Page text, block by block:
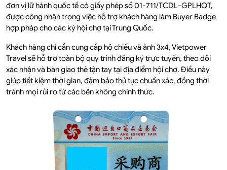
đơn vị lữ hành quốc tế có giấy phép số 01-711/TCDL-GPLHQT,
được công nhận trong việc hỗ trợ khách hàng làm Buyer Badge
hợp pháp cho các kỳ hội chợ tại Trung Quốc.
Khách hàng chỉ cần cung cấp hộ chiếu và ảnh 3x4, Vietpower
Travel sẽ hỗ trợ toàn bộ quy trình đăng ký trực tuyến, theo dõi
xác nhận và bàn giao thẻ tận tay tại địa điểm hội chợ. Điều này
giúp tiết kiệm thời gian, đảm bảo thủ tục chuẩn xác, đồng thời
tránh mọi rủi ro từ các bên không chính thức.